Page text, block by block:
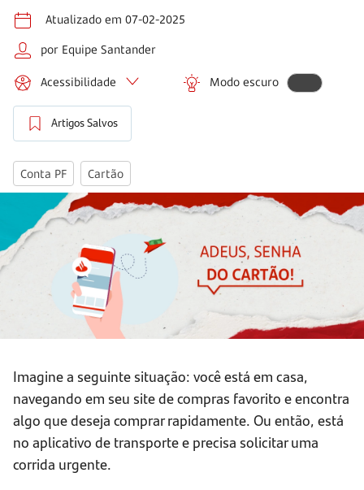
Atualizado em 07-02-2025
por Equipe Santander
Acessibilidade Modo escuro
Artigos Salvos
Conta PF Cartão
Imagine a seguinte situação: você está em casa,
navegando em seu site de compras favorito e encontra
algo que deseja comprar rapidamente. Ou então, está
no aplicativo de transporte e precisa solicitar uma
corrida urgente.